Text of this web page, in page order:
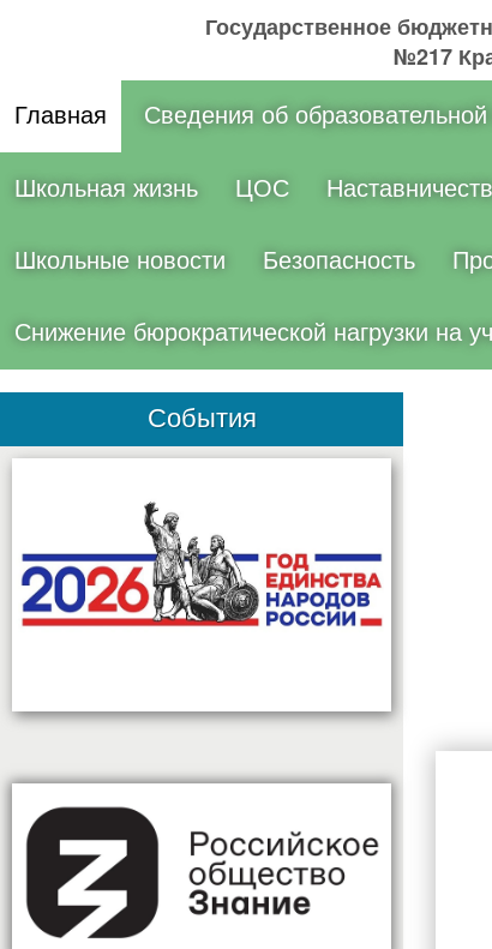
Государственное
№217
Главная Сведения об образовательной
Школьная жизнь ЦОС
Школьные новости Безопасность
Снижение бюрократической нагрузки на
События